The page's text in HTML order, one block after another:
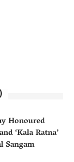
Honoured
‘Kala Ratna’
Sangam